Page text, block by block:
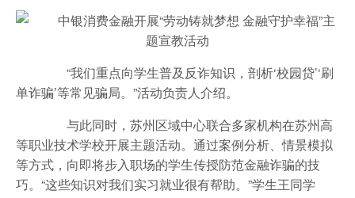
“我们重点向学生普及反诈知识，剖析‘校园贷’‘刷
单诈骗’等常见骗局。”活动负责人介绍。
与此同时，苏州区域中心联合多家机构在苏州高
等职业技术学校开展主题活动。通过案例分析、情景模拟
等方式，向即将步入职场的学生传授防范金融诈骗的技
巧。“这些知识对我们实习就业很有帮助。”学生王同学